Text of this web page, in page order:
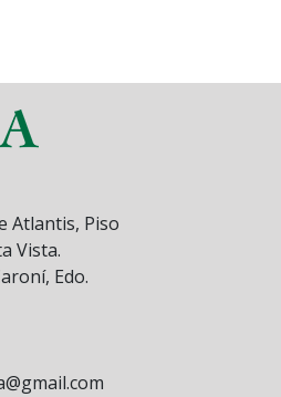
Atlantis, Piso
Vista.
Edo.